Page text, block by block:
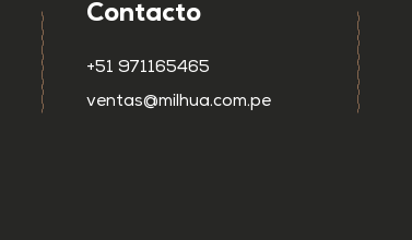
Contacto
+51 971165465
ventas@milhua.com.pe